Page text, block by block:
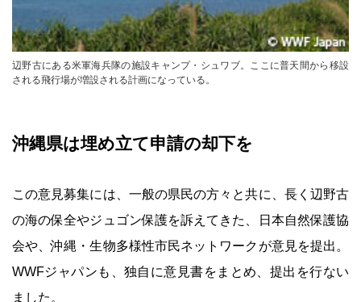
辺野古にある米軍海兵隊の施設キャンプ・シュワブ。ここに普天間から移設
される飛行場が増設される計画になっている。
沖縄県は埋め立て申請の却下を
この意見募集には、一般の県民の方々と共に、長く辺野古
の海の保全やジュゴン保護を訴えてきた、日本自然保護協
会や、沖縄・生物多様性市民ネットワークが意見を提出。
WWFジャパンも、独自に意見書をまとめ、提出を行ない
ました。